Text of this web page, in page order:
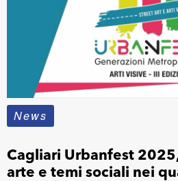
News
Cagliari Urbanfest
arte e temi sociali nei